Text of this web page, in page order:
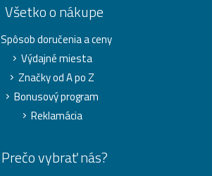
Všetko o nákupe
Spôsob doručenia a ceny
Výdajné miesta
Značky od A po Z
Bonusový program
Reklamácia
Prečo vybrať nás?